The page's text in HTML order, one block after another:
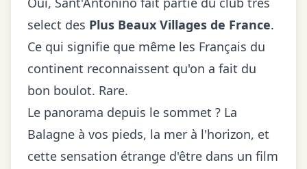
select des Plus Beaux Villages de France.
Ce qui signifie que même les Français du
continent reconnaissent qu'on a fait du
bon boulot. Rare.
Le panorama depuis le sommet ? La
Balagne à vos pieds, la mer à l'horizon, et
cette sensation étrange d'être dans un film